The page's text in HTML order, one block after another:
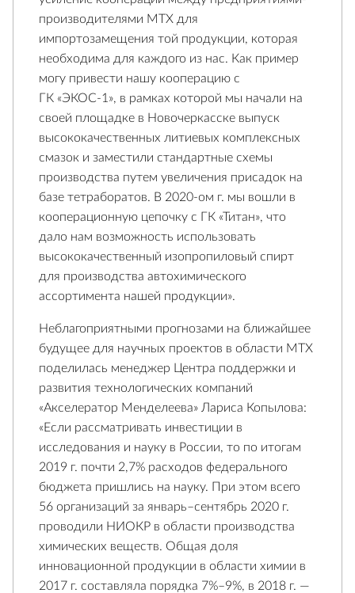
производителями МТХ для
импортозамещения той продукции, которая
необходима для каждого из нас. Как пример
могу привести нашу кооперацию с
ГК «ЭКОС-1», в рамках которой мы начали на
своей площадке в Новочеркасске выпуск
высококачественных литиевых комплексных
смазок и заместили стандартные схемы
производства путем увеличения присадок на
базе тетраборатов. В 2020-ом г. мы вошли в
кооперационную цепочку с ГК «Титан», что
дало нам возможность использовать
высококачественный изопропиловый спирт
для производства автохимического
ассортимента нашей продукции».
Неблагоприятными прогнозами на ближайшее
будущее для научных проектов в области МТХ
поделилась менеджер Центра поддержки и
развития технологических компаний
«Акселератор Менделеева» Лариса Копылова:
«Если рассматривать инвестиции в
исследования и науку в России, то по итогам
2019 г. почти 2,7% расходов федерального
бюджета пришлись на науку. При этом всего
56 организаций за январь–сентябрь 2020 г.
проводили НИОКР в области производства
химических веществ. Общая доля
инновационной продукции в области химии в
2017 г. составляла порядка 7%–9%, в 2018 г. —